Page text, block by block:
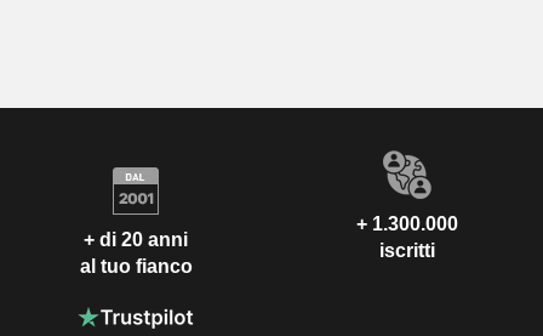
+ di 20 anni
al tuo fianco
+ 1.300.000
iscritti